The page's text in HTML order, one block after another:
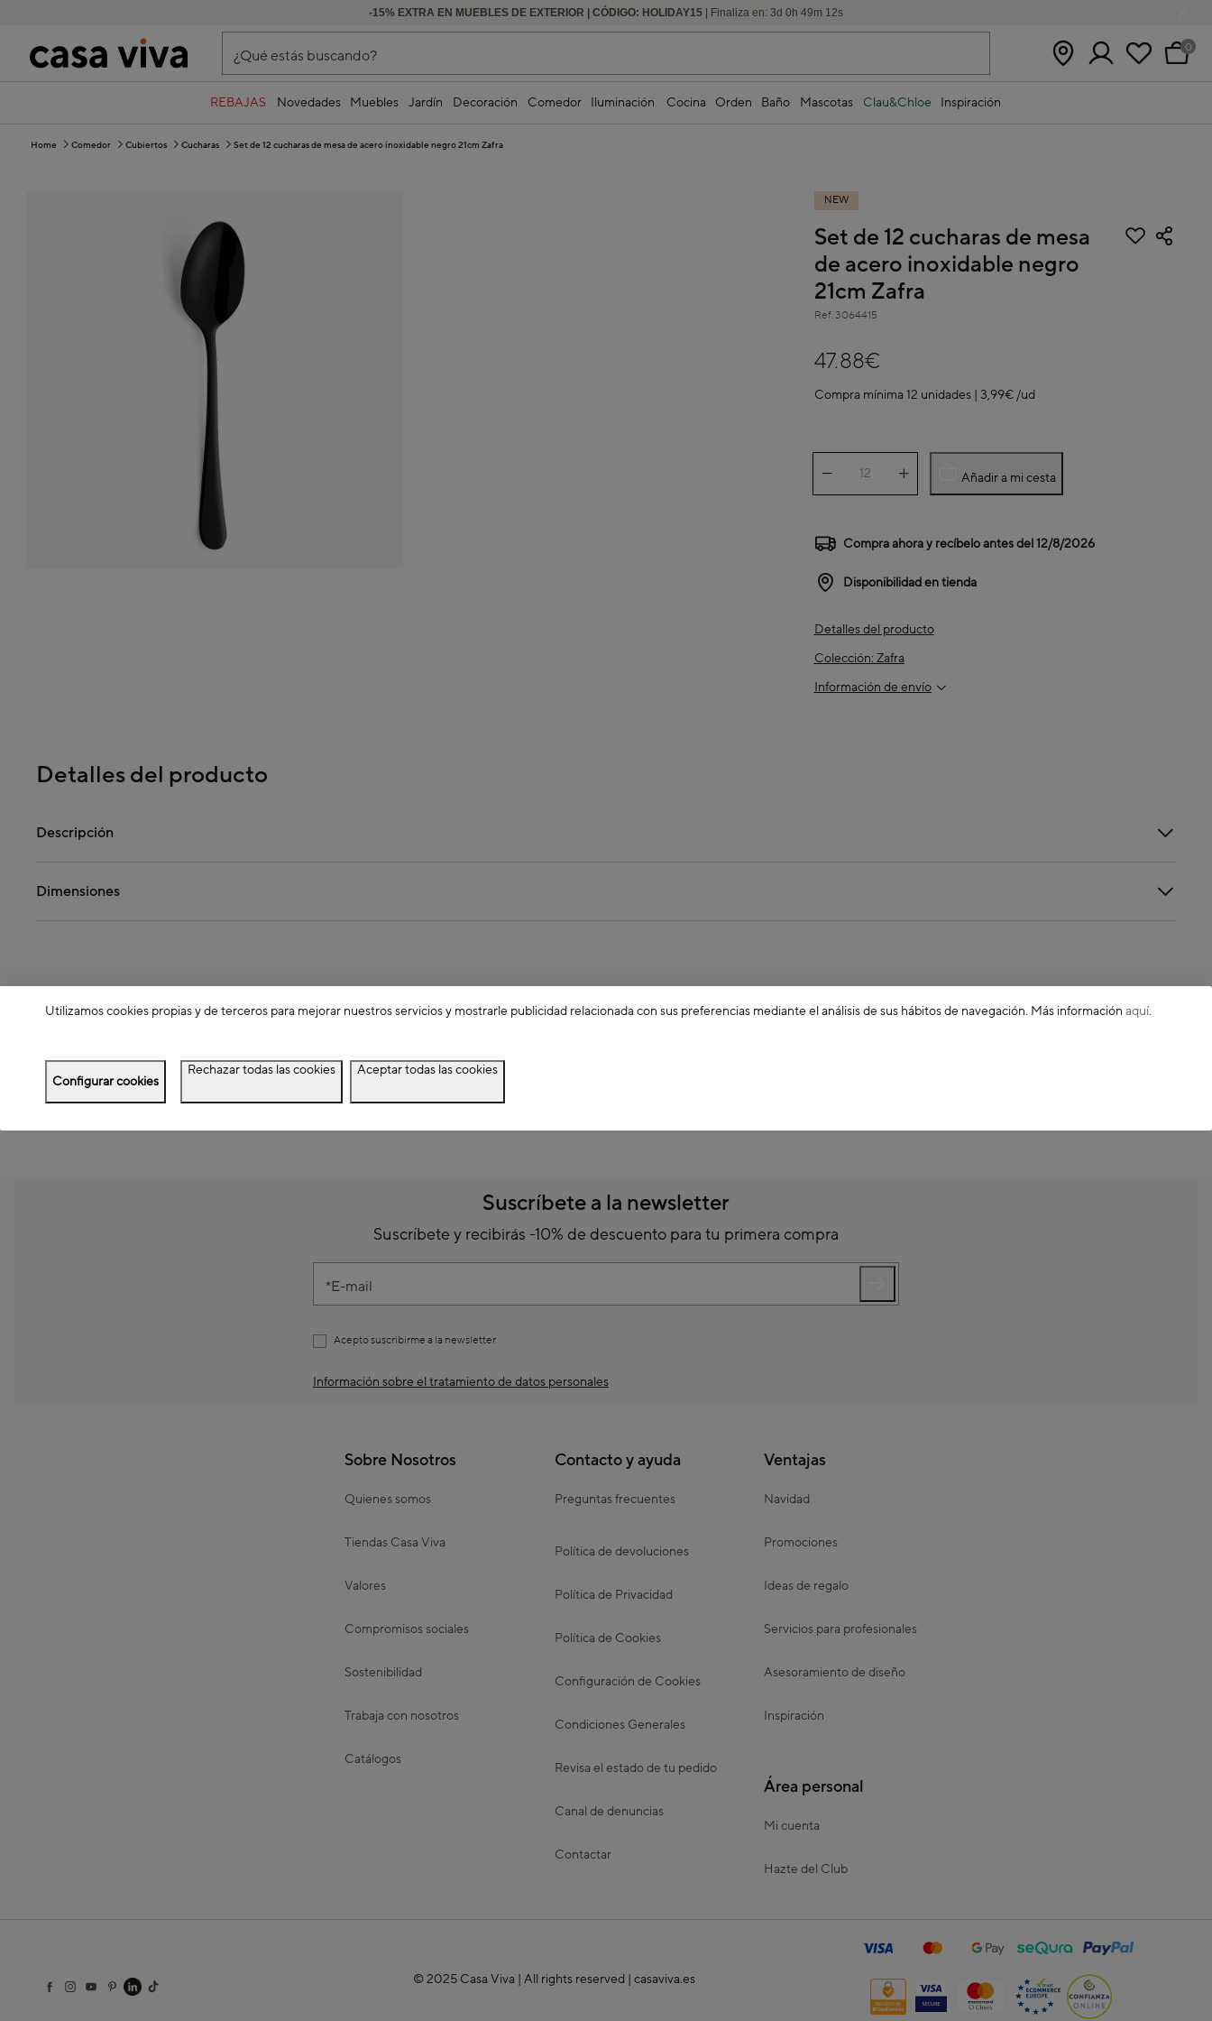
-15% EXTRA EN MUEBLES DE EXTERIOR | CÓDIGO: HOLIDAY15 | Finaliza en: 3d 0 h 49m 12s
HASTA -60% DE DESCUENTO | SEGUNDAS REBAJAS
¿Qué estás buscando? 0
REBAJAS Novedades Muebles Jardín Decoración Comedor Iluminación Cocina Orden Baño Mascotas Clau&Chloe Inspiración
Home Comedor Cubiertos Cucharas Set de 12 cucharas de mesa de acero inoxidable negro 21cm Zafra
NEW
Set de 12 cucharas de mesa
de acero inoxidable negro
21cm Zafra
Ref. 3064415
47.88€
Compra mínima 12 unidades | 3,99€ /ud
Añadir a mi cesta
Compra ahora y recíbelo antes del12/8/2026
Disponibilidad en tienda
Detalles del producto
Colección: Zafra
Información de envío
Detalles del producto
Descripción
Dimensiones
Suscríbete a la newsletter
Suscríbete y recibirás -10% de descuento para tu primera compra
E-mail
Acepto suscribirme a la newsletter
Información sobre el tratamiento de datos personales
Sobre Nosotros
Quienes somos
Tiendas Casa Viva
Valores
Compromisos sociales
Sostenibilidad
Trabaja con nosotros
Catálogos
Contacto y ayuda
Preguntas frecuentes
Política de devoluciones
Política de Privacidad
Política de Cookies
Configuración de Cookies
Condiciones Generales
Revisa el estado de tu pedido
Canal de denuncias
Contactar
Ventajas
Navidad
Promociones
Ideas de regalo
Servicios para profesionales
Asesoramiento de diseño
Inspiración
Área personal
Mi cuenta
Hazte del Club
© 2025 Casa Viva | All rights reserved | casaviva.es
Utilizamos cookies propias y de terceros para mejorar nuestros servicios y mostrarle publicidad relacionada con sus preferencias mediante el análisis de sus hábitos de navegación. Más información aquí.
Configurar cookies
Rechazar todas las cookies Aceptar todas las cookies